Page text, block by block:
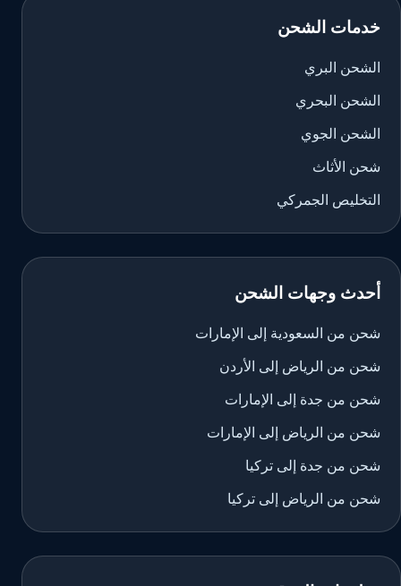
خدمات الشحن
الشحن البري
الشحن البحري
الشحن الجوي
شحن الأثاث
التخليص الجمركي
أحدث وجهات الشحن
شحن من السعودية إلى الإمارات
شحن من الرياض إلى الأردن
شحن من جدة إلى الإمارات
شحن من الرياض إلى الإمارات
شحن من جدة إلى تركيا
شحن من الرياض إلى تركيا